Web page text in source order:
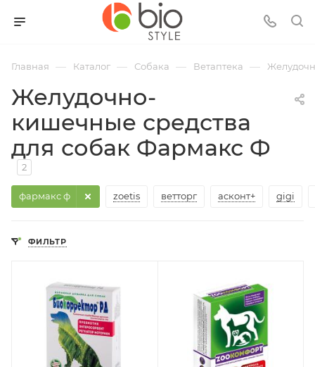
Главная — Каталог — Собака — Ветаптека —
Желудочно-
кишечные средства
для собак Фармакс Ф
2
zoetis
фармакс ф ветторг асконт+ gigi
ФИЛЬТР